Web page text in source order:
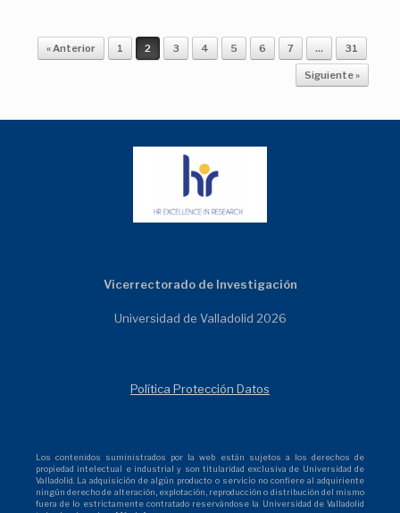
Navegador de artículos
« Anterior 1 2 3 4 5 6 7 … 31
Siguiente »
Vicerrectorado de Investigación
Universidad de Valladolid 2026
Política Protección Datos
Los contenidos suministrados por la web están sujetos a los derechos de
propiedad intelectual e industrial y son titularidad exclusiva de Universidad de
Valladolid. La adquisición de algún producto o servicio no confiere al adquiriente
ningún derecho de alteración, explotación, reproducción o distribución del mismo
fuera de lo estrictamente contratado reservándose la Universidad de Valladolid